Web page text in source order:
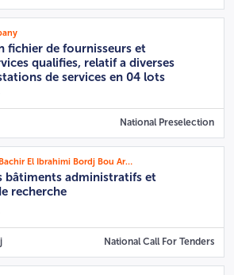
fichier de fournisseurs et
qualifies, relatif a diverses
de services en 04 lots
National Preselection
Universitté Mohamed El Bachir El Ibrahimi Bordj Bou Arréridj
bâtiments administratifs et
recherche
National Call For Tenders